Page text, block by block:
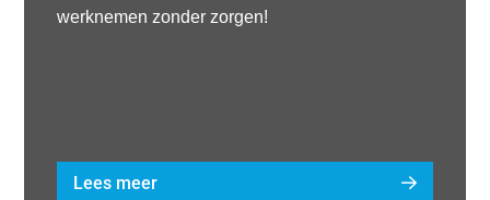
werknemen zonder zorgen!
Lees meer